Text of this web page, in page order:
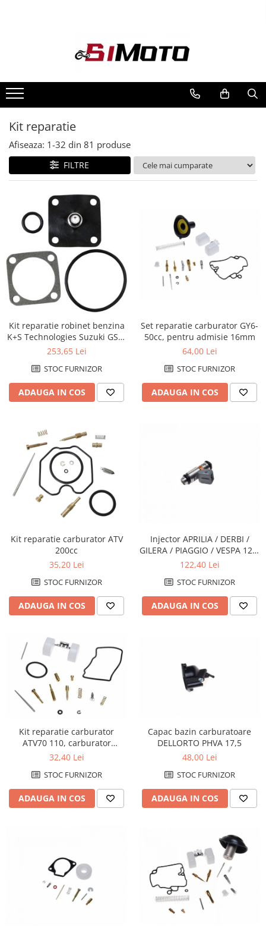
MOTOCICLETE & ATV
ECHIPAMENTE
Echipament Strada
Camasi
Cizme & Ghete
Geci
Manusi
Veste
Echipament Cross & ATV
Casti
Cizme
Geci
Manusi
Pantaloni
Tricou/Pantaloni termici
Tricouri
Echipament Impermeabil
Protectii Corp
Brauri
Cagule
Protectii Coloana
Protectii Corp
Protectii Picioare
Borsete
Curele
Ochelari de soare
Sepci
Vesta
Echipament Dama
Camasi dama
Incaltaminte dama
Manusi dama
Pantaloni dama
Intercom
TRANSPORT & DEPOZITARE
Geanta ghidon
Geanta rezervor
Geanta spate
Kit reparatie
Afiseaza: 1-32 din 81 produse
FILTRE
Kit reparatie robinet benzina
K+S Technologies Suzuki GSX-
R1100
253,65 Lei
STOC FURNIZOR
ADAUGA IN COS
Set reparatie carburator GY6-
50cc, pentru admisie 16mm
64,00 Lei
STOC FURNIZOR
ADAUGA IN COS
Kit reparatie carburator ATV
200cc
35,20 Lei
STOC FURNIZOR
ADAUGA IN COS
Injector APRILIA / DERBI /
GILERA / PIAGGIO / VESPA 125-
300
122,40 Lei
STOC FURNIZOR
ADAUGA IN COS
Kit reparatie carburator
ATV70 110, carburator
CHAOGUAN
32,40 Lei
STOC FURNIZOR
ADAUGA IN COS
Capac bazin carburatoare
DELLORTO PHVA 17,5
48,00 Lei
STOC FURNIZOR
ADAUGA IN COS